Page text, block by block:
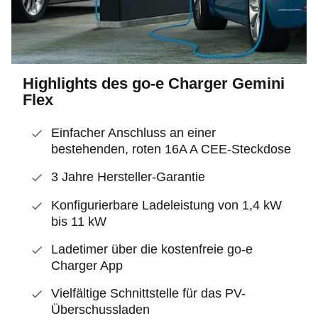
Highlights des go-e Charger Gemini
Flex
Einfacher Anschluss an einer
bestehenden, roten 16A A CEE-Steckdose
3 Jahre Hersteller-Garantie
Konfigurierbare Ladeleistung von 1,4 kW
bis 11 kW
Ladetimer über die kostenfreie go-e
Charger App
Vielfältige Schnittstelle für das PV-
Überschussladen